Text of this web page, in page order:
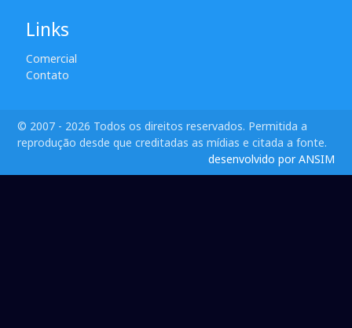
Links
Comercial
Contato
© 2007 - 2026 Todos os direitos reservados. Permitida a
reprodução desde que creditadas as mídias e citada a fonte.
desenvolvido por ANSIM